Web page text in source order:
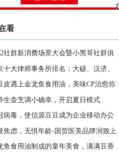
看
社群新消费场景大会暨小黑哥社群俱
十大律师事务所排名：大硕、汉济、
皮遇上金龙鱼食用油，美味CP治愈你
生壶烹调小确幸，开启夏日模式
病毒，使信源豆豆成为企业移动办公
焦虑，无惧年龄-国货医美品牌润致上
鱼食用油制成的童年美食，满满豆香